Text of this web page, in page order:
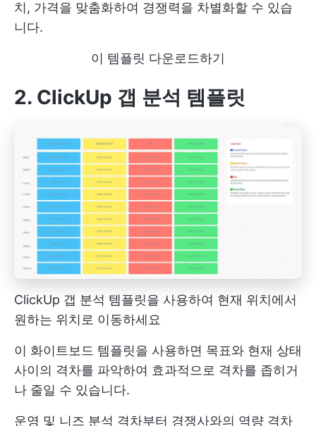
치, 가격을 맞춤화하여 경쟁력을 차별화할 수 있습
니다.
이 템플릿 다운로드하기
2. ClickUp 갭 분석 템플릿
ClickUp 갭 분석 템플릿을 사용하여 현재 위치에서
원하는 위치로 이동하세요
이 화이트보드 템플릿을 사용하면 목표와 현재 상태
사이의 격차를 파악하여 효과적으로 격차를 좁히거
나 줄일 수 있습니다.
운영 및 니즈 분석 격차부터 경쟁사와의 역량 격차